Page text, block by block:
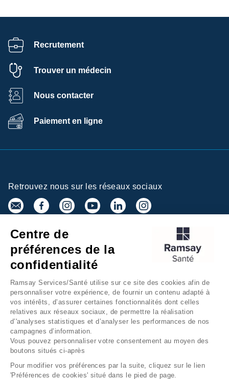
Recrutement
Trouver un médecin
Nous contacter
Paiement en ligne
Retrouvez nous sur les réseaux sociaux
Inscrivez-vous à la newsletter
Groupe Ramsay Santé
Gestion des cookies
Accessibilité Numérique
Presse
Centre de
préférences de la
confidentialité
Ramsay Services/Santé utilise sur ce site des cookies afin de
personnaliser votre expérience, de fournir un contenu adapté à
vos intérêts, d’assurer certaines fonctionnalités dont celles
relatives aux réseaux sociaux, de permettre la réalisation
d’'analyses statistiques et d’analyser les performances de nos
campagnes d’information.
Vous pouvez personnaliser votre consentement au moyen des
boutons situés ci-après
Pour modifier vos préférences par la suite, cliquez sur le lien
'Préférences de cookies' situé dans le pied de page.